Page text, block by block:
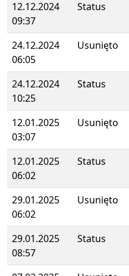
12.12.2024
09:37
Status
24.12.2024
06:05
Usunięto
24.12.2024
10:25
Status
12.01.2025
03:07
Usunięto
12.01.2025
06:02
Status
29.01.2025
06:02
Usunięto
29.01.2025
08:57
Status